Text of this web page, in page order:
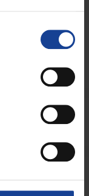
de la
Rhin?